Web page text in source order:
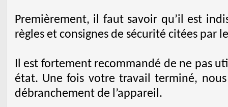
Premièrement, il faut savoir qu’il est
règles et consignes de sécurité citées par
Il est fortement recommandé de ne pas
état. Une fois votre travail terminé,
débranchement de l’appareil.